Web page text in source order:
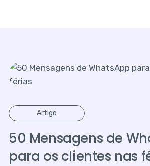
Artigo
50 Mensagens de
para os clientes nas